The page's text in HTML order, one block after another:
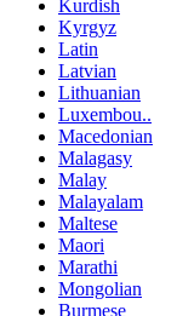
Kurdish
Kyrgyz
Latin
Latvian
Lithuanian
Luxembou..
Macedonian
Malagasy
Malay
Malayalam
Maltese
Maori
Marathi
Mongolian
Burmese